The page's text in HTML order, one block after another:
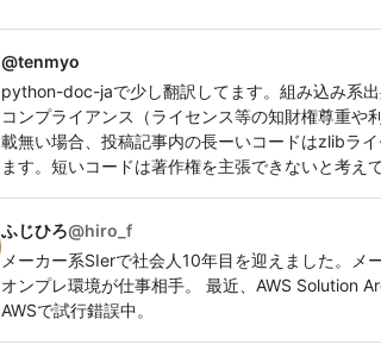
@tenmyo
python-doc-jaで少し翻訳してます。組み込み系
コンプライアンス（ライセンス等の知財権尊重や
載無い場合、投稿記事内の長ーいコードはzlibラ
ます。短いコードは著作権を主張できないと考え
ふじひろ@hiro_f
メーカー系SIerで社会人10年目を迎えました。メ
オンプレ環境が仕事相手。 最近、AWS Solution
AWSで試行錯誤中。